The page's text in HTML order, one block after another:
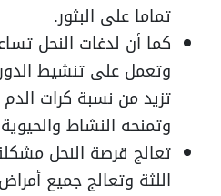
تماما على البثور.
كما أن لدغات النحل
وتعمل على تنشيط
تزيد من نسبة كرات
وتمنحه النشاط
تعالج قرصة النحل
اللثة وتعالج جميع